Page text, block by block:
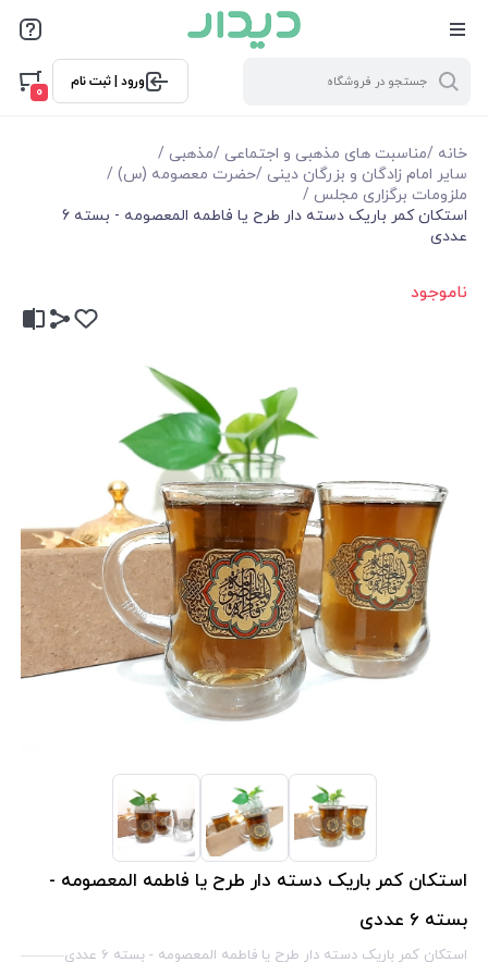
ورود | ثبت نام
0
خانه /مناسبت های مذهبی و اجتماعی /مذهبی /
سایر امام زادگان و بزرگان دینی /حضرت معصومه (س) /
ملزومات برگزاری مجلس /
استکان کمر باریک دسته دار طرح یا فاطمه المعصومه - بسته 6
عددی
ناموجود
استکان کمر باریک دسته دار طرح یا فاطمه المعصومه -
بسته 6 عددی
استکان کمر باریک دسته دار طرح یا فاطمه المعصومه - بسته 6 عددی